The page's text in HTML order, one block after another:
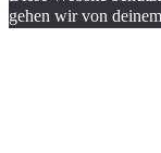
gehen wir von